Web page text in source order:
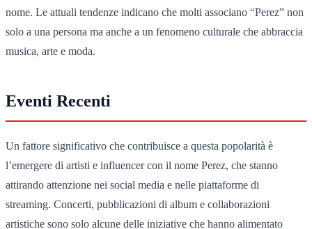
nome. Le attuali tendenze indicano che molti associano “Perez” non
solo a una persona ma anche a un fenomeno culturale che abbraccia
musica, arte e moda.
Eventi Recenti
Un fattore significativo che contribuisce a questa popolarità è
l’emergere di artisti e influencer con il nome Perez, che stanno
attirando attenzione nei social media e nelle piattaforme di
streaming. Concerti, pubblicazioni di album e collaborazioni
artistiche sono solo alcune delle iniziative che hanno alimentato